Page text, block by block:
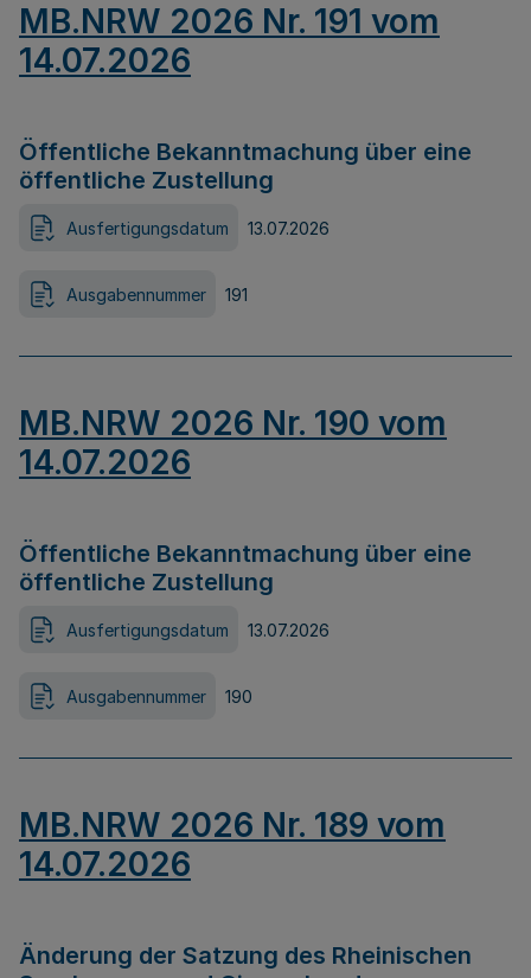
MB.NRW 2026 Nr. 191 vom
14.07.2026
Öffentliche Bekanntmachung über eine
öffentliche Zustellung
Ausfertigungsdatum 13.07.2026
Ausgabennummer 191
MB.NRW 2026 Nr. 190 vom
14.07.2026
Öffentliche Bekanntmachung über eine
öffentliche Zustellung
Ausfertigungsdatum 13.07.2026
Ausgabennummer 190
MB.NRW 2026 Nr. 189 vom
14.07.2026
Änderung der Satzung des Rheinischen